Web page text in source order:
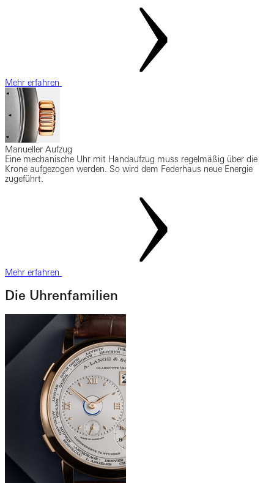
Mehr erfahren
Manueller Aufzug
Eine mechanische Uhr mit Handaufzug muss regelmäßig über die
Krone aufgezogen werden. So wird dem Federhaus neue Energie
zugeführt.
Mehr erfahren
Die Uhrenfamilien